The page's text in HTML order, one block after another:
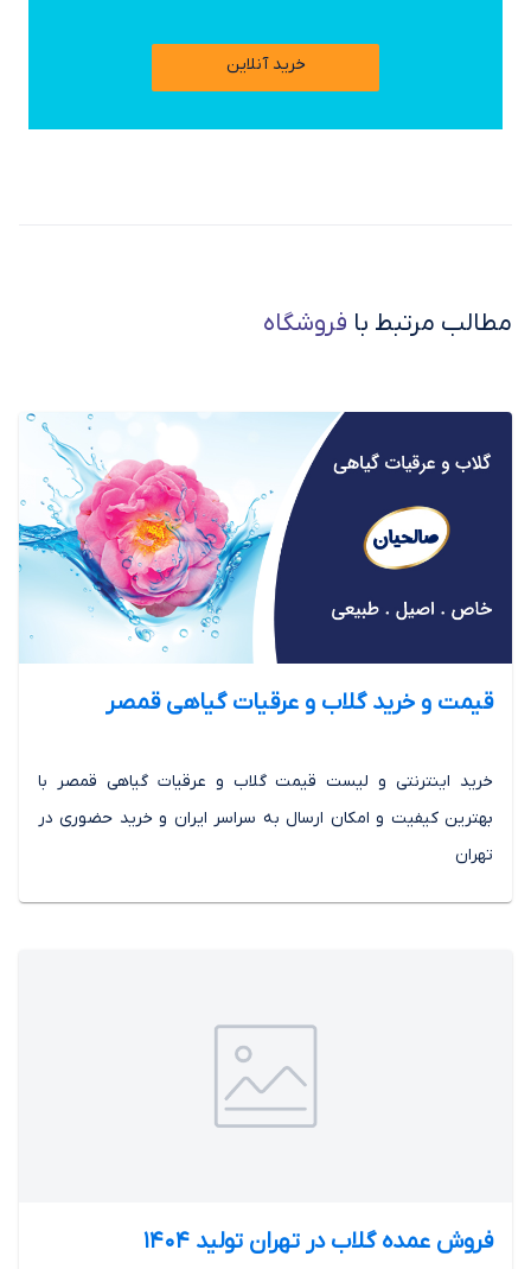
خرید آنلاین
مطالب مرتبط با فروشگاه
قیمت و خرید گلاب و عرقیات گیاهی قمصر
خرید اینترنتی و لیست قیمت گلاب و عرقیات گیاهی قمصر با
بهترین کیفیت و امکان ارسال به سراسر ایران و خرید حضوری در
تهران
فروش عمده گلاب در تهران تولید 1404